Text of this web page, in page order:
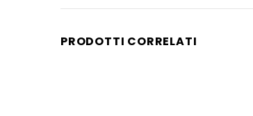
PRODOTTI CORRELATI